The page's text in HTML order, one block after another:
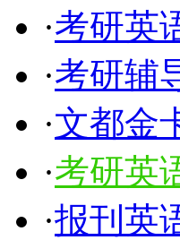
·考研英
·考研辅
·文都金
·考研英
·报刊英